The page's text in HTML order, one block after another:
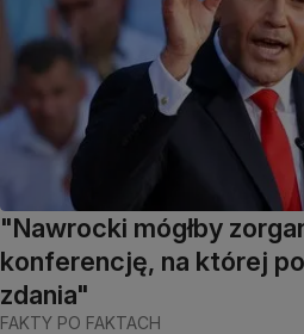
"Nawrocki mógłby
konferencję, na której
zdania"
FAKTY PO FAKTACH